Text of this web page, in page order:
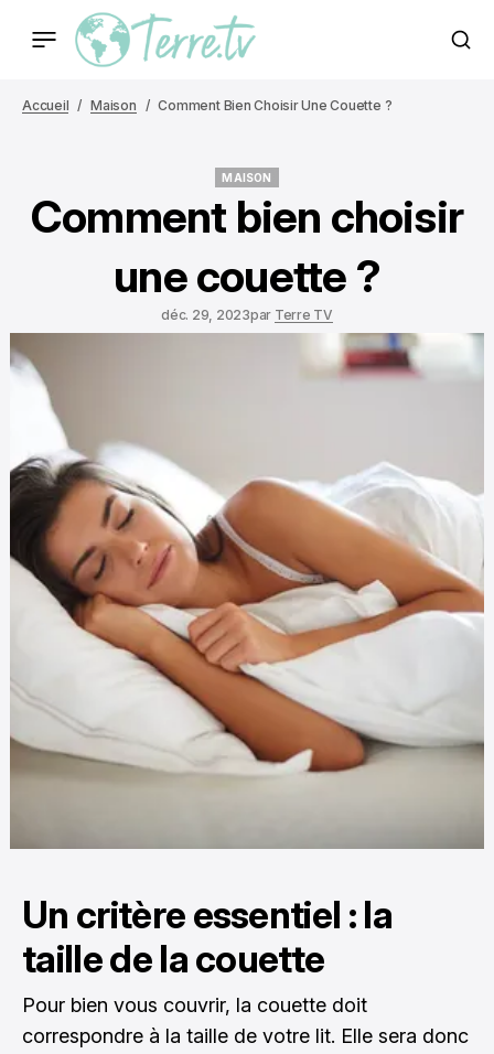
Accueil Maison Comment Bien Choisir Une Couette ?
MAISON
Comment bien choisir
une couette ?
déc. 29, 2023par Terre TV
Un critère essentiel : la
taille de la couette
Pour bien vous couvrir, la couette doit
correspondre à la taille de votre lit. Elle sera donc